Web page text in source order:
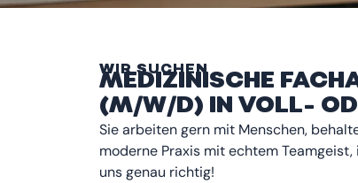
WIR SUCHEN
MEDIZINISCHE
(M/W/D) IN VOLL-
Sie arbeiten gern mit Menschen,
moderne Praxis mit echtem
uns genau richtig!